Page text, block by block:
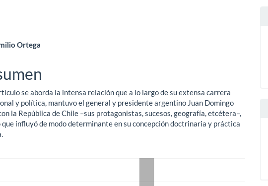
Ortega
se aborda la intensa relación que a lo largo de su extensa carrera
y política, mantuvo el general y presidente argentino Juan Domingo
la República de Chile –sus protagonistas, sucesos, geografía, etcétera–,
influyó de modo determinante en su concepción doctrinaria y práctica